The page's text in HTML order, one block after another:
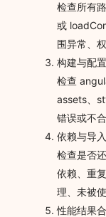
检查所有
或
围异常、
构建与配置
检查
assets、
错误或不合
依赖与导入
检查是否
依赖、重
理、未被
性能结果